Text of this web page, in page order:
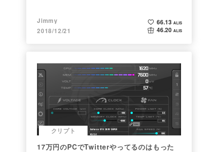
Jimmy
2018/12/21
66.13 ALIS
46.20 ALIS
クリプト
17万円のPCでTwitterやってるのはもった